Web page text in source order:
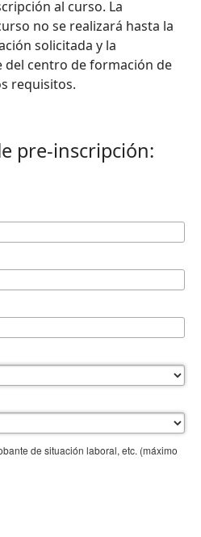
al curso. La
no se realizará hasta la
solicitada y la
centro de formación de
requisitos.
pre-inscripción:
de situación laboral, etc. (máximo